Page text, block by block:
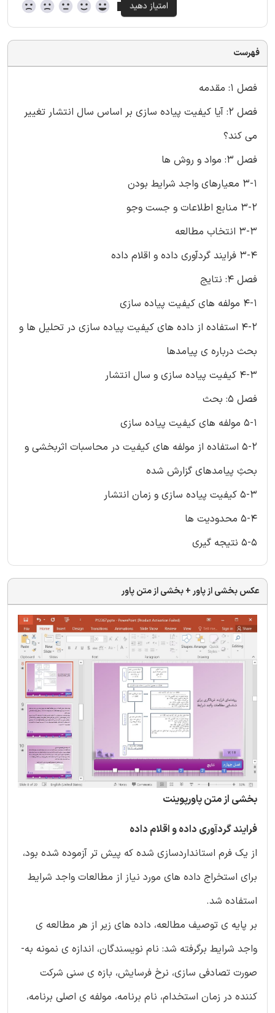
فهرست
فصل 1: مقدمه
فصل 2: آیا کیفیت پیاده سازی بر اساس سال انتشار تغییر
می کند؟
فصل 3: مواد و روش ها
3-1 معیارهای واجد شرایط بودن
3-2 منابع اطلاعات و جست وجو
3-3 انتخاب مطالعه
3-4 فرایند گردآوری داده و اقلام داده
فصل 4: نتایج
4-1 مولفه های کیفیت پیاده سازی
4-2 استفاده از داده های کیفیت پیاده سازی در تحلیل ها و
بحث درباره ی پیامدها
4-3 کیفیت پیاده سازی و سال انتشار
فصل 5: بحث
5-1 مولفه های کیفیت پیاده سازی
5-2 استفاده از مولفه های کیفیت در محاسبات اثربخشی و
بحثِ پیامدهای گزارش شده
5-3 کیفیت پیاده سازی و زمان انتشار
5-4 محدودیت ها
5-5 نتیجه گیری
عکس بخشی از پاور + بخشی از متن پاور
بخشی از متن پاورپوینت
فرایند گردآوری داده و اقلام داده
از یک فرم استانداردسازی شده که پیش تر آزموده شده بود،
برای استخراج داده های مورد نیاز از مطالعات واجد شرایط
استفاده شد.
بر پایه ی توصیف مطالعه، داده های زیر از هر مطالعه ی
واجد شرایط برگرفته شد: نام نویسندگان، اندازه ی نمونه به-
صورت تصادفی سازی، نرخ فرسایش، بازه ی سنی شرکت
کننده در زمان استخدام، نام برنامه، مولفه ی اصلی برنامه،